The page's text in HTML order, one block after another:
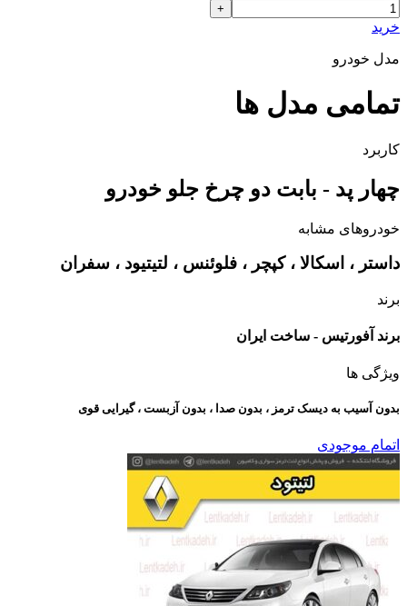
خرید
مدل خودرو
تمامی مدل ها
کاربرد
چهار پد - بابت دو چرخ جلو خودرو
خودروهای مشابه
داستر ، اسکالا ، کپچر ، فلوئنس ، لتیتیود ، سفران
برند
برند آفورتیس - ساخت ایران
ویژگی ها
بدون آسیب به دیسک ترمز ، بدون صدا ، بدون آزبست ، گیرایی قوی​
اتمام موجودی